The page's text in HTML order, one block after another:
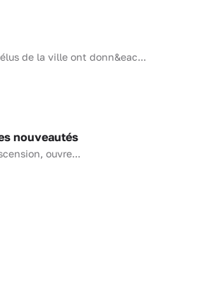
de la ville ont donn&eac...
nouveautés
ouvre...